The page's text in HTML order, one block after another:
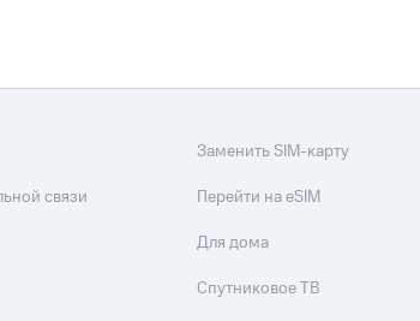
связи
Заменить SIM-карту
Перейти на eSIM
Для дома
Спутниковое ТВ